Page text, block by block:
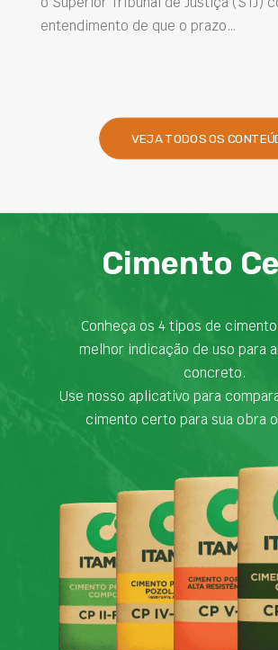
intervenções de
desempenho das obras
VEJA TODOS OS
Cimento
Conheça os 4 tipos de
melhor indicação de uso para
concreto.
Use nosso aplicativo para
cimento certo para sua obra